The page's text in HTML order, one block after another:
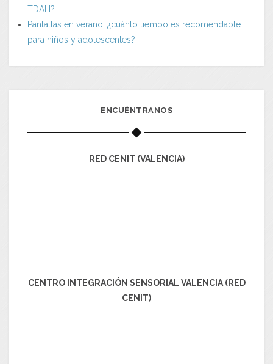
TDAH?
Pantallas en verano: ¿cuánto tiempo es recomendable
para niños y adolescentes?
ENCUÉNTRANOS
RED CENIT (VALENCIA)
CENTRO INTEGRACIÓN SENSORIAL VALENCIA (RED
CENIT)